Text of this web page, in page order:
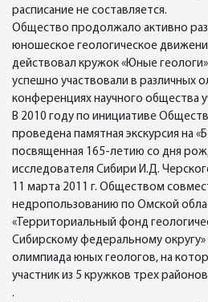
расписание не составляется.
Общество продолжало активно
юношеское геологическое
действовал кружок «Юные
успешно участвовали в различных
конференциях научного общества
В 2010 году по инициативе
проведена памятная экскурсия на
посвященная 165-летию со дня
исследователя Сибири И.Д.
11 марта 2011 г. Обществом
недропользованию по Омской
«Территориальный фонд
Сибирскому федеральному округу»
олимпиада юных геологов, на
участник из 5 кружков трех
.